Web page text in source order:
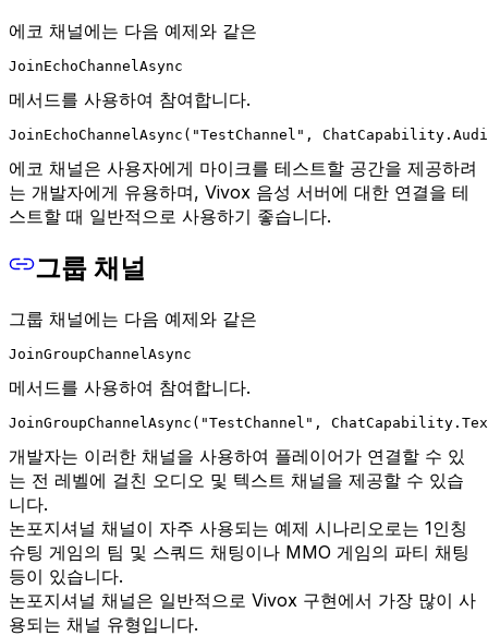
에코 채널에는 다음 예제와 같은
JoinEchoChannelAsync
메서드를 사용하여 참여합니다.
JoinEchoChannelAsync("TestChannel",
에코 채널은 사용자에게 마이크를 테스트할 공간을 제공하려
는 개발자에게 유용하며, Vivox 음성 서버에 대한 연결을 테
스트할 때 일반적으로 사용하기 좋습니다.
그룹 채널
그룹 채널에는 다음 예제와 같은
JoinGroupChannelAsync
메서드를 사용하여 참여합니다.
JoinGroupChannelAsync("TestChannel",
개발자는 이러한 채널을 사용하여 플레이어가 연결할 수 있
는 전 레벨에 걸친 오디오 및 텍스트 채널을 제공할 수 있습
니다.
논포지셔널 채널이 자주 사용되는 예제 시나리오로는 1인칭
슈팅 게임의 팀 및 스쿼드 채팅이나 MMO 게임의 파티 채팅
등이 있습니다.
논포지셔널 채널은 일반적으로 Vivox 구현에서 가장 많이 사
용되는 채널 유형입니다.